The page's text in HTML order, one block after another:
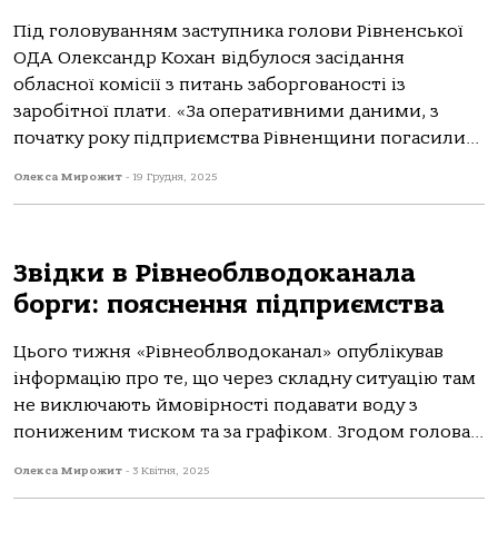
Під головуванням заступника голови Рівненської
ОДА Олександр Кохан відбулося засідання
обласної комісії з питань заборгованості із
заробітної плати. «За оперативними даними, з
початку року підприємства Рівненщини погасили...
Олекса Мирожит - 19 Грудня, 2025
Звідки в Рівнеоблводоканала
борги: пояснення підприємства
Цього тижня «Рівнеоблводоканал» опублікував
інформацію про те, що через складну ситуацію там
не виключають ймовірності подавати воду з
пониженим тиском та за графіком. Згодом голова...
Олекса Мирожит - 3 Квітня, 2025